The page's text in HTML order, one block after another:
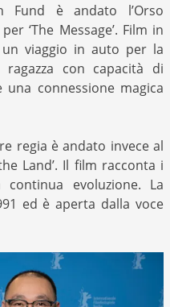
Fund è andato l’Orso
‘The Message’. Film in
viaggio in auto per la
con capacità di
connessione magica
regia è andato invece al
Land’. Il film racconta i
evoluzione. La
ed è aperta dalla voce